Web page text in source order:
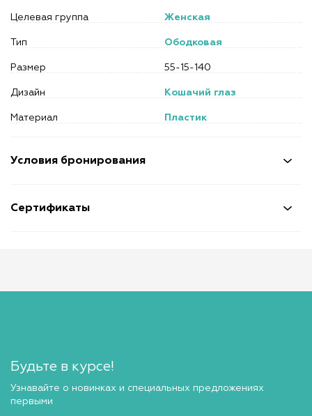
Условия бронирования
Сертификаты
Целевая группа Женская
Тип Ободковая
Размер 55-15-140
Дизайн Кошачий глаз
Материал Пластик
Будьте в курсе!
Узнавайте о новинках и специальных предложениях
первыми